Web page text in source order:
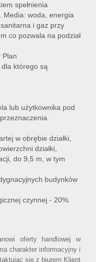
spełnienia
Media: woda, energia
i gaz przy
co pozwala na podział
Plan
którego są
lub użytkownika pod
w obrębie działki,
działki,
do 9,5 m, w tym
budynków
czynnej - 20%.
oferty handlowej w
charakter informacyjny i
się z biurem Klient